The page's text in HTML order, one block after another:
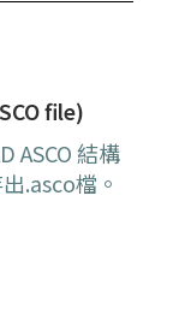
file)
ASCO 結構
.asco檔。